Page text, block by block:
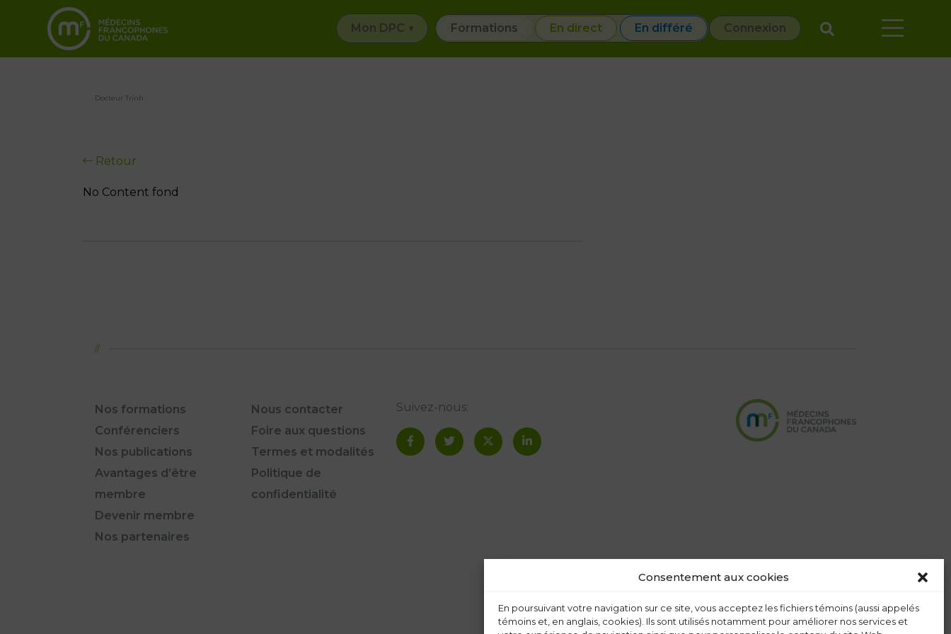
Consentement aux cookies
En poursuivant votre navigation sur ce site, vous acceptez les fichiers témoins (aussi appelés
témoins et, en anglais, cookies). Ils sont utilisés notamment pour améliorer nos services et
Mon DPC Formations En direct En différé Connexion
Docteur Trinh
Retour
No Content fond
Nos formations
Conférenciers
Nos publications
Avantages d’être
membre
Devenir membre
Nos partenaires
Nous contacter
Foire aux questions
Termes et modalités
Politique de
confidentialité
Suivez-nous: